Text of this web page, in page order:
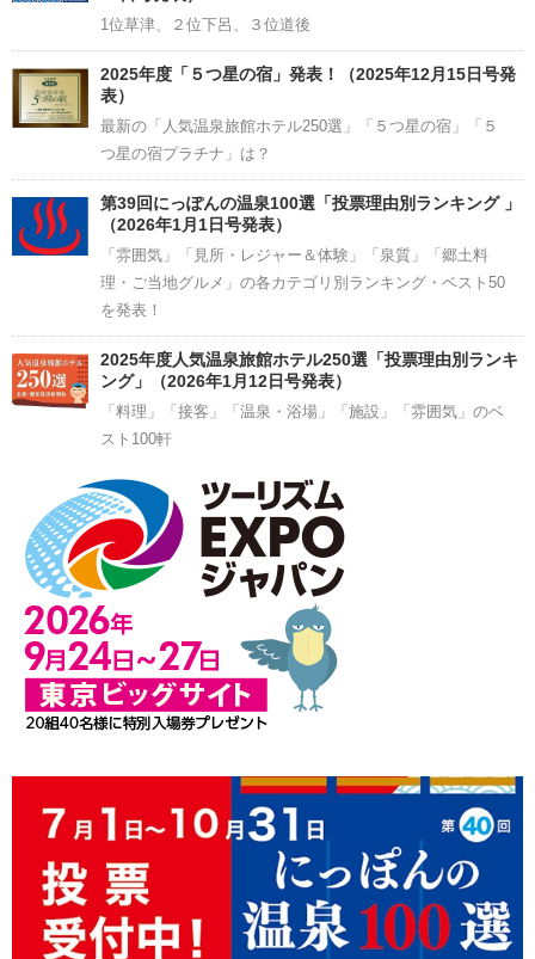
1位草津、２位下呂、３位道後
2025年度「５つ星の宿」発表！（2025年12月15日号発
表）
最新の「人気温泉旅館ホテル250選」「５つ星の宿」「５
つ星の宿プラチナ」は？
第39回にっぽんの温泉100選「投票理由別ランキング 」
（2026年1月1日号発表）
「雰囲気」「見所・レジャー＆体験」「泉質」「郷土料
理・ご当地グルメ」の各カテゴリ別ランキング・ベスト50
を発表！
2025年度人気温泉旅館ホテル250選「投票理由別ランキ
ング」（2026年1月12日号発表）
「料理」「接客」「温泉・浴場」「施設」「雰囲気」のベ
スト100軒